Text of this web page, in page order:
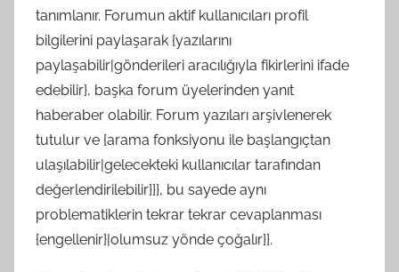
tanımlanır. Forumun aktif kullanıcıları profil
bilgilerini paylaşarak {yazılarını
paylaşabilir|gönderileri aracılığıyla fikirlerini ifade
edebilir}, başka forum üyelerinden yanıt
haberaber olabilir. Forum yazıları arşivlenerek
tutulur ve {arama fonksiyonu ile başlangıçtan
ulaşılabilir|gelecekteki kullanıcılar tarafından
değerlendirilebilir}}}, bu sayede aynı
problematiklerin tekrar tekrar cevaplanması
{engellenir}|olumsuz yönde çoğalır}}.